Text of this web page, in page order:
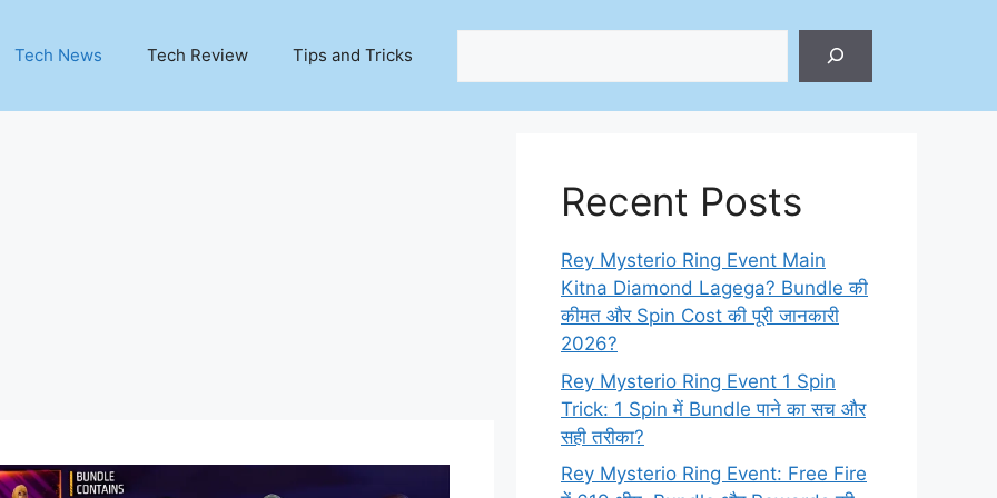
Tech News Tech Review Tips and Tricks
Recent Posts
Rey Mysterio Ring Event Main
Kitna Diamond Lagega? Bundle की
कीमत और Spin Cost की पूरी जानकारी
2026?
Rey Mysterio Ring Event 1 Spin
Trick: 1 Spin में Bundle पाने का सच और
सही तरीका?
Rey Mysterio Ring Event: Free Fire